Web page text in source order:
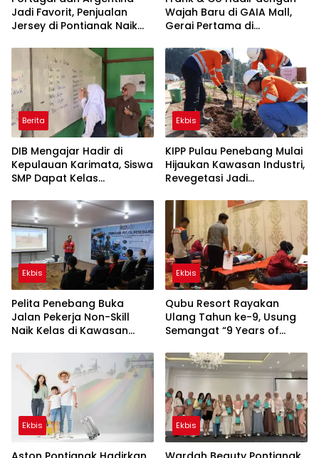
Jadi Favorit, Penjualan
Jersey di Pontianak Naik
Wajah Baru di GAIA Mall,
Gerai Pertama di
Terbaru
Berita
DIB Mengajar Hadir di
Kepulauan Karimata, Siswa
SMP Dapat Kelas
Ekbis
KIPP Pulau Penebang Mulai
Hijaukan Kawasan Industri,
Revegetasi Jadi
Pembangunan
Ekbis
Pelita Penebang Buka
Jalan Pekerja Non-Skill
Naik Kelas di Kawasan
Ekbis
Qubu Resort Rayakan
Ulang Tahun ke-9, Usung
Semangat “9 Years of
Ekbis Ekbis